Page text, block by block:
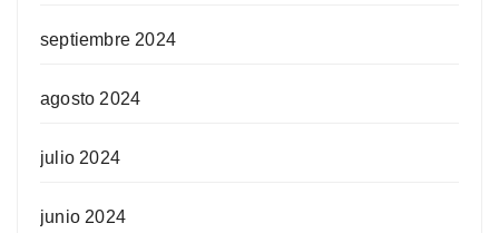
septiembre 2024
agosto 2024
julio 2024
junio 2024